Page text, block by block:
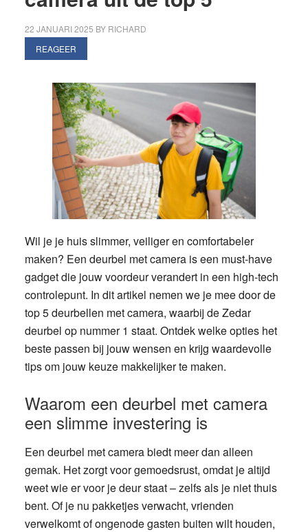
22 JANUARI 2025 BY RICHARD
REAGEER
Wil je je huis slimmer, veiliger en comfortabeler
maken? Een deurbel met camera is een must-have
gadget die jouw voordeur verandert in een high-tech
controlepunt. In dit artikel nemen we je mee door de
top 5 deurbellen met camera, waarbij de Zedar
deurbel op nummer 1 staat. Ontdek welke opties het
beste passen bij jouw wensen en krijg waardevolle
tips om jouw keuze makkelijker te maken.
Waarom een deurbel met camera
een slimme investering is
Een deurbel met camera biedt meer dan alleen
gemak. Het zorgt voor gemoedsrust, omdat je altijd
weet wie er voor je deur staat – zelfs als je niet thuis
bent. Of je nu pakketjes verwacht, vrienden
verwelkomt of ongenode gasten buiten wilt houden,